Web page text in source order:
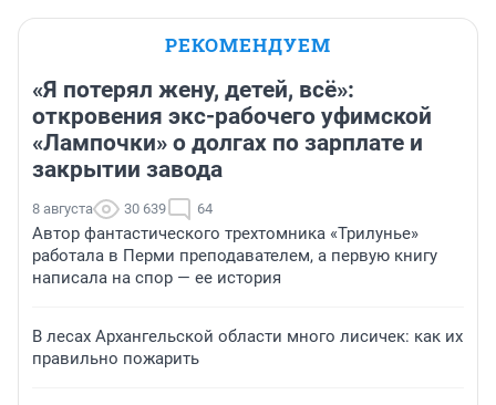
РЕКОМЕНДУЕМ
«Я потерял жену, детей, всё»:
откровения экс-рабочего уфимской
«Лампочки» о долгах по зарплате и
закрытии завода
8 августа 30 639 64
Автор фантастического трехтомника «Трилунье»
работала в Перми преподавателем, а первую книгу
написала на спор — ее история
В лесах Архангельской области много лисичек: как их
правильно пожарить